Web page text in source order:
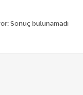
Sonuç bulunamadı